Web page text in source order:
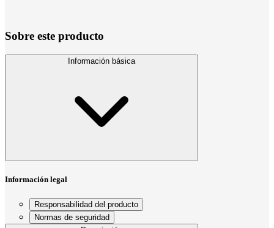
Sobre este producto
Información básica
Información legal
Responsabilidad del producto
Normas de seguridad